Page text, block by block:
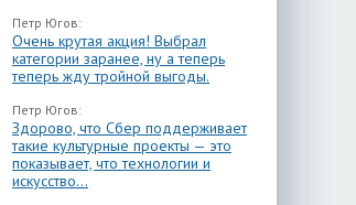
Петр Югов:
Очень крутая акция! Выбрал
категории заранее, ну а теперь
теперь жду тройной выгоды.
Петр Югов:
Здорово, что Сбер поддерживает
такие культурные проекты — это
показывает, что технологии и
искусство...